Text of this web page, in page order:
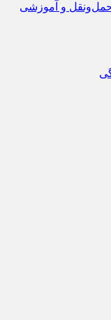
حمل‌و‌نقل و آموزشی